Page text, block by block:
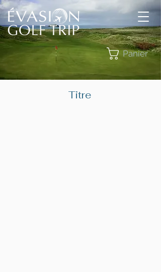
Panier
Titre